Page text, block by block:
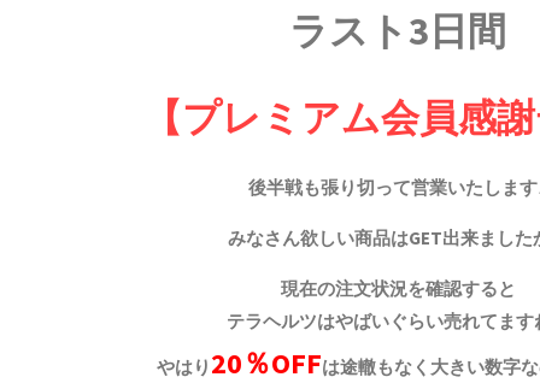
ラスト3日間
【プレミアム会員感
後半戦も張り切って営業いたしま
みなさん欲しい商品はGET出来ました
現在の注文状況を確認すると
テラヘルツはやばいぐらい売れてます
やはり 20％OFFは途轍もなく大きい数字